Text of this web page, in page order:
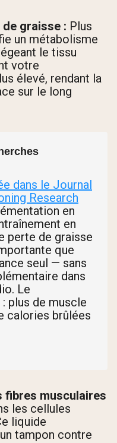
graisse : Plus
un métabolisme
le tissu
votre
élevé, rendant la
sur le long
dans le Journal
Research
en
en
perte de graisse
que
seul — sans
dans
Le
plus de muscle
calories brûlées
fibres musculaires
les cellules
liquide
tampon contre